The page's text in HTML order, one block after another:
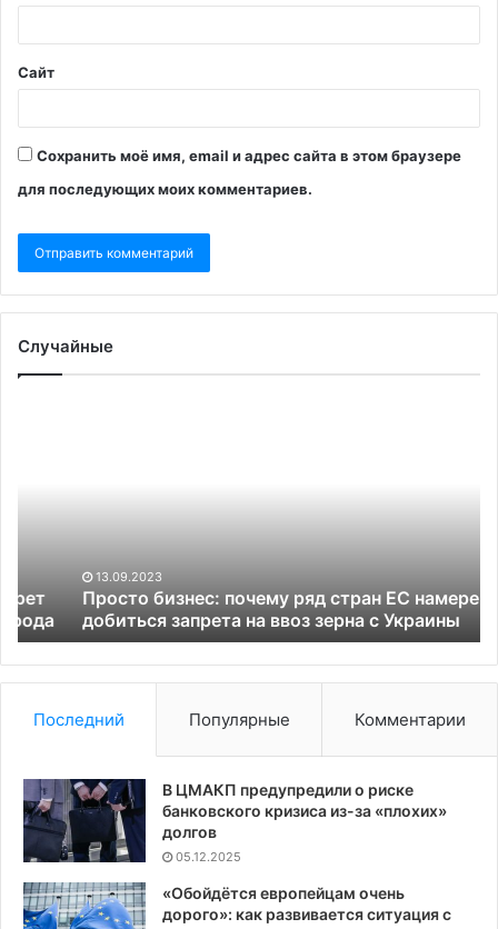
Сайт
Сохранить моё имя, email и адрес сайта в этом браузере
для последующих моих комментариев.
Случайные
запрета
на
ввоз
зерна
с
Украины
13.09.2023
Просто бизнес: почему ряд стран ЕС намерены
добиться запрета на ввоз зерна с Украины
Последний Популярные Комментарии
В ЦМАКП предупредили о риске
банковского кризиса из-за «плохих»
долгов
05.12.2025
«Обойдётся европейцам очень
дорого»: как развивается ситуация с